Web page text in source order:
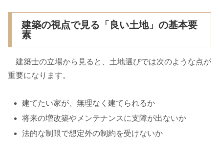
建築の視点で見る「良い土地」の基本要
素
建築士の立場から見ると、土地選びでは次のような点が
重要になります。
建てたい家が、無理なく建てられるか
将来の増改築やメンテナンスに支障が出ないか
法的な制限で想定外の制約を受けないか